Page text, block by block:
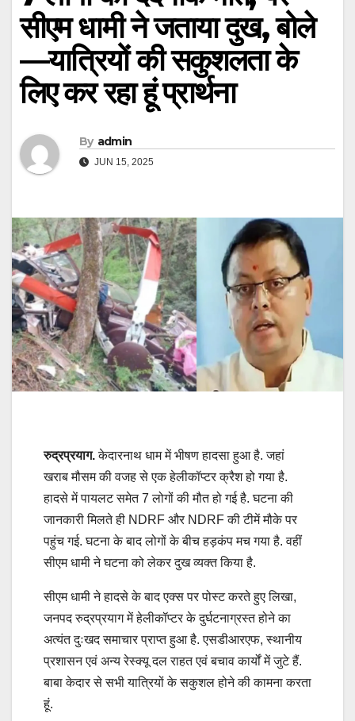
सीएम धामी ने जताया दुख, बोले
—यात्रियों की सकुशलता के
लिए कर रहा हूं प्रार्थना
By admin
JUN 15, 2025
रुद्रप्रयाग.केदारनाथ धाम में भीषण हादसा हुआ है. जहां
खराब मौसम की वजह से एक हेलीकॉप्टर क्रैश हो गया है.
हादसे में पायलट समेत 7 लोगों की मौत हो गई है. घटना की
जानकारी मिलते ही NDRF और NDRF की टीमें मौके पर
पहुंच गई. घटना के बाद लोगों के बीच हड़कंप मच गया है. वहीं
सीएम धामी ने घटना को लेकर दुख व्यक्त किया है.
सीएम धामी ने हादसे के बाद एक्स पर पोस्ट करते हुए लिखा,
जनपद रुद्रप्रयाग में हेलीकॉप्टर के दुर्घटनाग्रस्त होने का
अत्यंत दुःखद समाचार प्राप्त हुआ है. एसडीआरएफ, स्थानीय
प्रशासन एवं अन्य रेस्क्यू दल राहत एवं बचाव कार्यों में जुटे हैं.
बाबा केदार से सभी यात्रियों के सकुशल होने की कामना करता
हूं.